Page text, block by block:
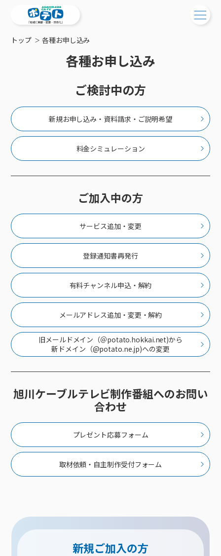
サービス提供エリア
工事・配線について
新居をご検討中の方へ
ポテトを導入している集合住宅
物件情報
おトクな割引サービス
ご加入中のサービス確認・変更
WEBメール
サポートサービス
接続・設定⽅法
訪問サポート＆サポートパックサービス料⾦表
メンテナンス・障害情報
イベントカレンダー
講座のご案内
サービス案内
ケーブルテレビ
ケーブルテレビトップ
チャンネル紹介
NHK衛星受信料団体⼀括⽀払
インターネット
インターネットトップ
Wi-Fiサービス
ポテトホーム防犯カメラ
インターネットギガシェアプラン
固定電話
固定電話トップ
基本料⾦・通話料⾦
オプションサービス
auまとめトーク
ポテトスマートフォン
ポテトスマートフォントップ
オプションサービス
でんき
ポテトでんき
ケーブルプラスでんき
暮らしを快適にするサービス
ポテトライフメール
⽣活あんしんサービス
みるプラス
コミチャン
お困りの方はこちら
会社案内
障害情報
マイページ
お申し込み
トップ 各種お申し込み
各種お申し込み
ご検討中の方
新規お申し込み・資料請求・ご説明希望
料金シミュレーション
ご加入中の方
サービス追加・変更
登録通知書再発行
有料チャンネル申込・解約
メールアドレス追加・変更・解約
旧メールドメイン（＠potato.hokkai.net)から
新ドメイン（@potato.ne.jp)への変更
旭川ケーブルテレビ制作番組へのお問い
合わせ
プレゼント応募フォーム
取材依頼・自主制作受付フォーム
新規ご加入の方